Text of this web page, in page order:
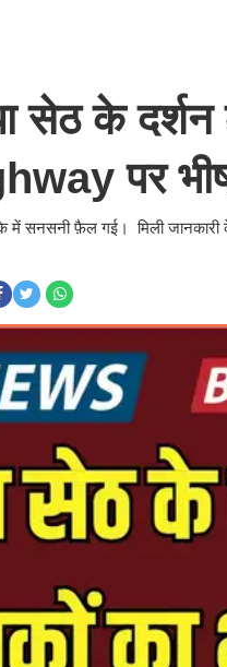
सेठ के
पर
में सनसनी फ़ैल गई। मिली